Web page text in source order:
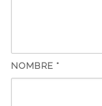
NOMBRE *